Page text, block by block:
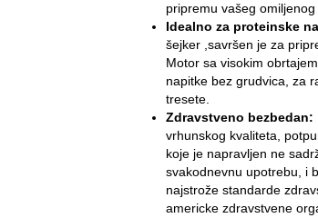
pripremu vašeg omiljenog
Idealno za proteinske
šejker ,savršen je za
Motor sa visokim
napitke bez grudvica, za
tresete.
Zdravstveno bezbedan:
vrhunskog kvaliteta,
koje je napravljen ne
svakodnevnu upotrebu, i
najstrože standarde
americke zdravstvene